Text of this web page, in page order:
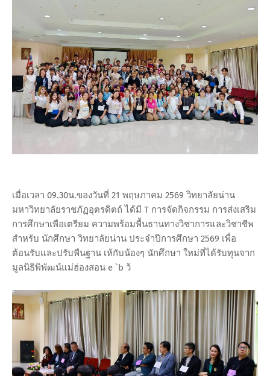
เมื่อเวลา 09.30น.ของวันที่ 21 พฤษภาคม 2569 วิทยาลัยน่าน
มหาวิทยาลัยราชภัฏอุตรดิตถ์ ได้มี T การจัดกิจกรรม การส่งเสริม
การศึกษาเพือเตรียม ความพร้อมพื้นธานทางวิชาการและวิชาชีพ
สําหรับ นักศึกษา วิทยาลัยน่าน ประจําปีการศึกษา 2569 เพื่อ
ต้อนรับและปรับพืนฐาน เห้กับน้องๆ นักศึกษา ใหม่ที่ได้รับทุนจาก
มูลนิธิพิพัฒน์แม่ฮ่องสอน e `b ว้